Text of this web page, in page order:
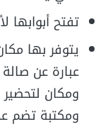
تفتح أبوابها لأطفال
يتوفر بها
عبارة عن
ومكان لتحضير
ومكتبة تضم